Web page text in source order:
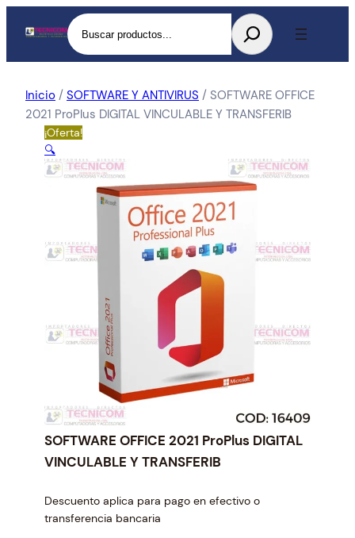
Buscar
Inicio / SOFTWARE Y ANTIVIRUS / SOFTWARE OFFICE
2021 ProPlus DIGITAL VINCULABLE Y TRANSFERIB
¡Oferta!
🔍
SOFTWARE OFFICE 2021 ProPlus DIGITAL
VINCULABLE Y TRANSFERIB
Descuento aplica para pago en efectivo o
transferencia bancaria